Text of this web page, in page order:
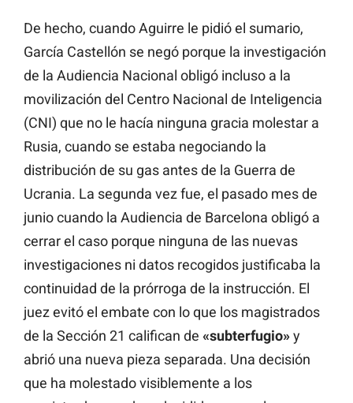
De hecho, cuando Aguirre le pidió el sumario,
García Castellón se negó porque la investigación
de la Audiencia Nacional obligó incluso a la
movilización del Centro Nacional de Inteligencia
(CNI) que no le hacía ninguna gracia molestar a
Rusia, cuando se estaba negociando la
distribución de su gas antes de la Guerra de
Ucrania. La segunda vez fue, el pasado mes de
junio cuando la Audiencia de Barcelona obligó a
cerrar el caso porque ninguna de las nuevas
investigaciones ni datos recogidos justificaba la
continuidad de la prórroga de la instrucción. El
juez evitó el embate con lo que los magistrados
de la Sección 21 califican de «subterfugio»y
abrió una nueva pieza separada. Una decisión
que ha molestado visiblemente a los